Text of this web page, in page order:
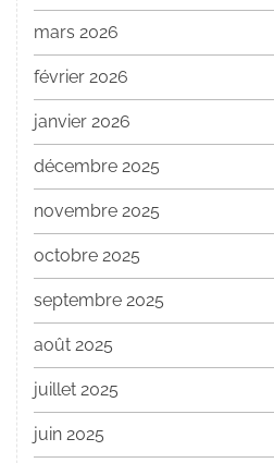
mars 2026
février 2026
janvier 2026
décembre 2025
novembre 2025
octobre 2025
septembre 2025
août 2025
juillet 2025
juin 2025